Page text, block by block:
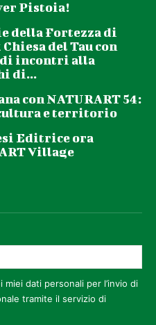
Pistoia!
della Fortezza di
del Tau con
di incontri alla
di...
con NATURART 54:
e territorio
Editrice ora
Village
dati personali per l’invio di
tramite il servizio di